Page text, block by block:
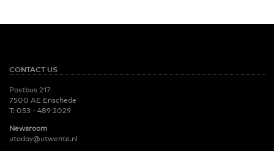
CONTACT US
Postbus 217
7500 AE Enschede
T: 053 - 489 2029
Newsroom
utoday@utwente.nl